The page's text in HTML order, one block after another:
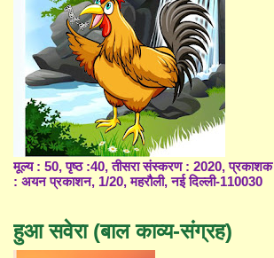
मूल्य : 50, पृष्ठ :40, तीसरा संस्करण : 2020, प्रकाशक
: अयन प्रकाशन, 1/20, महरौली, नई दिल्ली-110030
हुआ सवेरा (बाल काव्य-संग्रह)